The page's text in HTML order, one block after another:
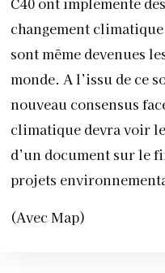
changement
sont même devenues
monde. A l’issu de ce
nouveau consensus
climatique devra voir
d’un document sur le
projets
(Avec Map)